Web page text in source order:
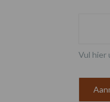
Vul hier